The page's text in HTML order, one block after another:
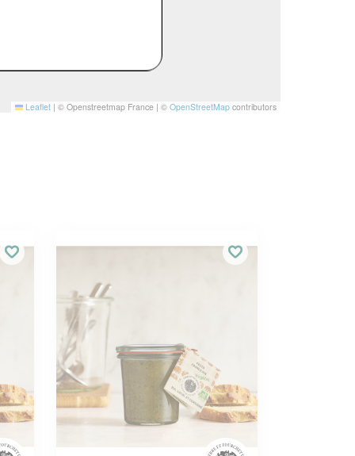
Leaflet | © Openstreetmap France | © OpenStreetMap contributors